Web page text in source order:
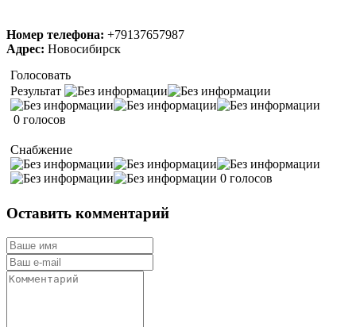
Номер телефона: +79137657987
Адрес: Новосибирск
Голосовать
Результат
0 голосов
Снабжение
0 голосов
Оставить комментарий